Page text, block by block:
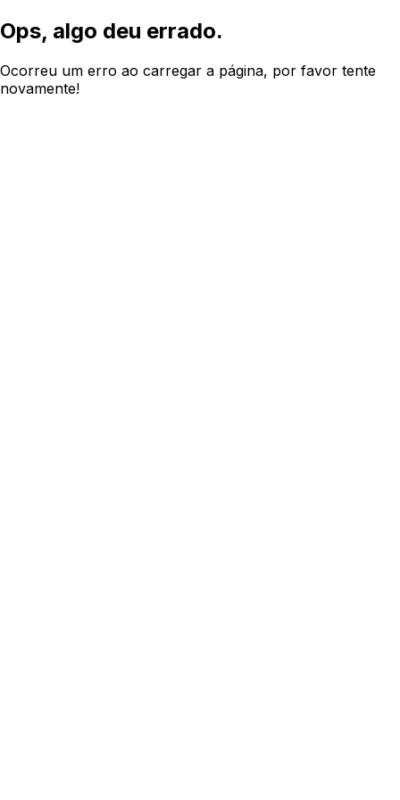
Ops, algo deu errado.
Ocorreu um erro ao carregar a página, por favor tente
novamente!